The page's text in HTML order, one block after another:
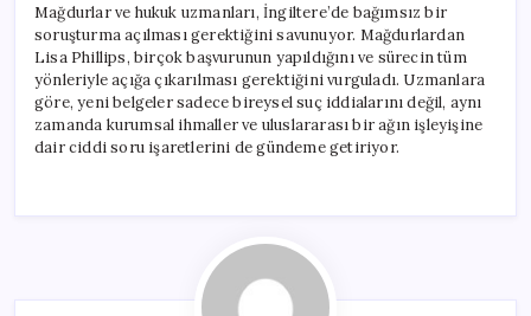
Mağdurlar ve hukuk uzmanları, İngiltere’de bağımsız bir
soruşturma açılması gerektiğini savunuyor. Mağdurlardan
Lisa Phillips, birçok başvurunun yapıldığını ve sürecin tüm
yönleriyle açığa çıkarılması gerektiğini vurguladı. Uzmanlara
göre, yeni belgeler sadece bireysel suç iddialarını değil, aynı
zamanda kurumsal ihmaller ve uluslararası bir ağın işleyişine
dair ciddi soru işaretlerini de gündeme getiriyor.